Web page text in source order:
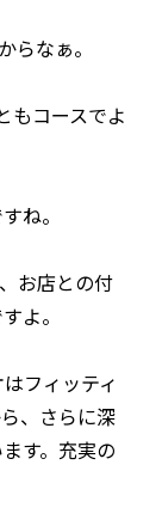
なぁ。
もコースでよ
ね。
お店との付
よ。
フィッティ
、さらに深
す。充実の